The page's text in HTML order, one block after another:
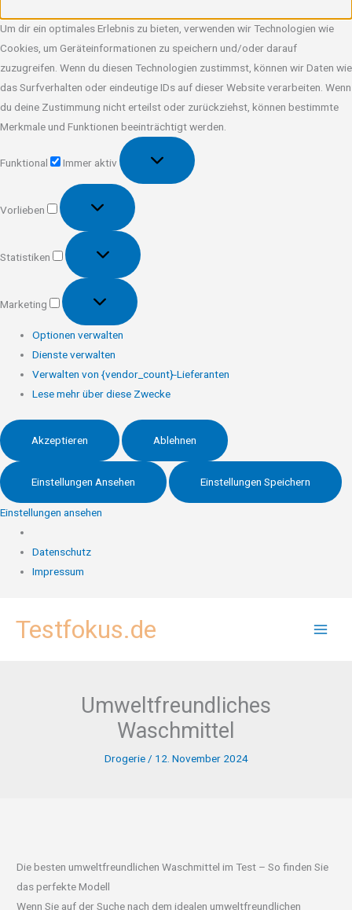
Um dir ein optimales Erlebnis zu bieten, verwenden wir Technologien wie
Cookies, um Geräteinformationen zu speichern und/oder darauf
zuzugreifen. Wenn du diesen Technologien zustimmst, können wir Daten wie
das Surfverhalten oder eindeutige IDs auf dieser Website verarbeiten. Wenn
du deine Zustimmung nicht erteilst oder zurückziehst, können bestimmte
Merkmale und Funktionen beeinträchtigt werden.
Funktional
Immer aktiv
Vorlieben
Vorlieben
Statistiken
Statistiken
Marketing
Marketing
Optionen verwalten
Dienste verwalten
Verwalten von {vendor_count}-Lieferanten
Lese mehr über diese Zwecke
Akzeptieren Ablehnen
Einstellungen Ansehen Einstellungen Speichern
Einstellungen ansehen
Datenschutz
Impressum
InhaltTestfokus.de
Umweltfreundliches
Waschmittel
Drogerie/ 12. November 2024
Die besten umweltfreundlichen Waschmittel im Test – So finden Sie
das perfekte Modell
Wenn Sie auf der Suche nach dem idealen umweltfreundlichen